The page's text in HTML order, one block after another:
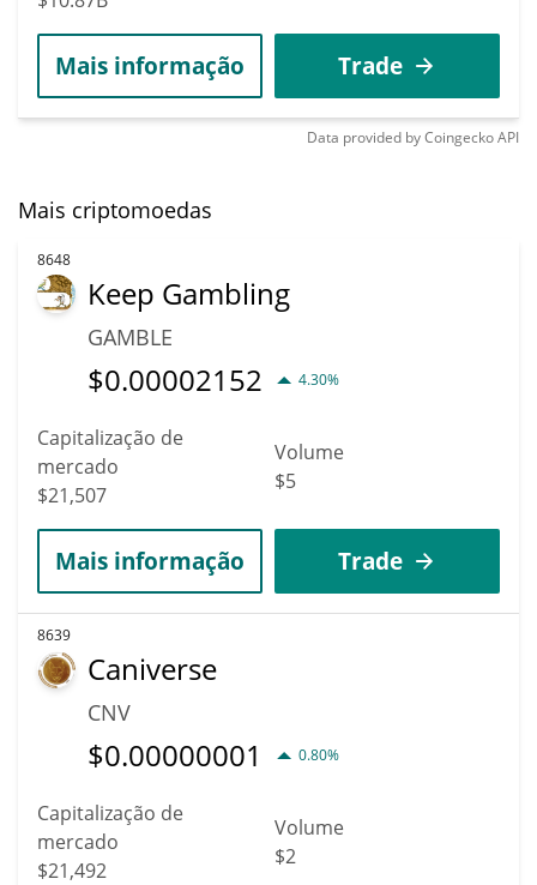
Mais informação Trade
Data provided byCoingeckoAPI
Mais criptomoedas
8648
Keep Gambling
GAMBLE
$0.00002152 4.30%
Capitalização de
mercado
$21,507
Volume
$5
Mais informação Trade
8639
Caniverse
CNV
$0.00000001 0.80%
Capitalização de
mercado
$21,492
Volume
$2